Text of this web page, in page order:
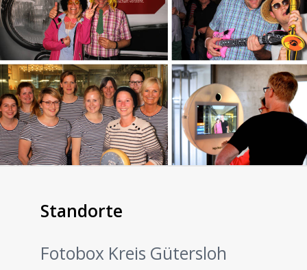
Standorte
Fotobox Kreis Gütersloh